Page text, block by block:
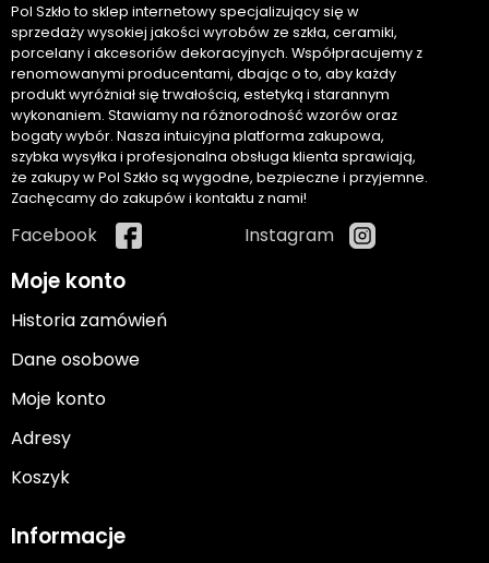
Pol Szkło to sklep internetowy specjalizujący się w
sprzedaży wysokiej jakości wyrobów ze szkła, ceramiki,
porcelany i akcesoriów dekoracyjnych. Współpracujemy z
renomowanymi producentami, dbając o to, aby każdy
produkt wyróżniał się trwałością, estetyką i starannym
wykonaniem. Stawiamy na różnorodność wzorów oraz
bogaty wybór. Nasza intuicyjna platforma zakupowa,
szybka wysyłka i profesjonalna obsługa klienta sprawiają,
że zakupy w Pol Szkło są wygodne, bezpieczne i przyjemne.
Zachęcamy do zakupów i kontaktu z nami!
Facebook Instagram
Moje konto
Historia zamówień
Dane osobowe
Moje konto
Adresy
Koszyk
Informacje